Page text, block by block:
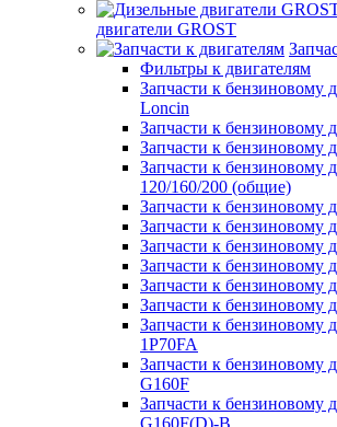
двигатели GROST
Фильтры к двигателям
Запчасти к бензиновому
Loncin
Запчасти к бензиновому
Запчасти к бензиновому
Запчасти к бензиновому
120/160/200 (общие)
Запчасти к бензиновому
Запчасти к бензиновому
Запчасти к бензиновому
Запчасти к бензиновому
Запчасти к бензиновому
Запчасти к бензиновому
Запчасти к бензиновому
1P70FA
Запчасти к бензиновому
G160F
Запчасти к бензиновому
G160F(D)-B